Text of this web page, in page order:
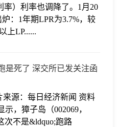
率）利率也调降了。1月20
：1年期LPR为3.7%，较
上LP......
是死了 深交所已发关注函
源：每日经济新闻 资料
，獐子岛（002069，
次不是&ldquo;跑路